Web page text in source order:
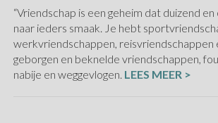
“Vriendschap is een geheim dat duizend
naar ieders smaak. Je hebt
werkvriendschappen, reisvriendschappen
geborgen en beknelde vriendschappen,
nabije en weggevlogen. LEES MEER >